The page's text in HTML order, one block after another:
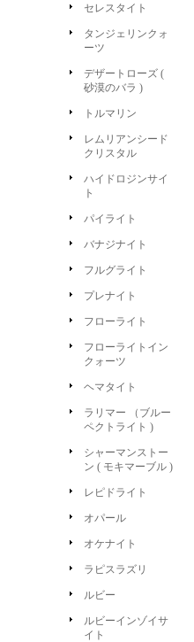
セレスタイト
タンジェリンクォ
ーツ
デザートローズ (
砂漠のバラ )
トルマリン
レムリアンシード
クリスタル
ハイドロジンサイ
ト
パイライト
バナジナイト
フルグライト
プレナイト
フローライト
フローライトイン
クォーツ
ヘマタイト
ラリマー （ブルー
ペクトライト )
シャーマンストー
ン ( モキマーブル )
レピドライト
オパール
オケナイト
ラピスラズリ
ルビー
ルビーインゾイサ
イト